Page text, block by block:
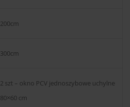
200cm
300cm
2 szt – okno PCV jednoszybowe uchylne
80×60 cm